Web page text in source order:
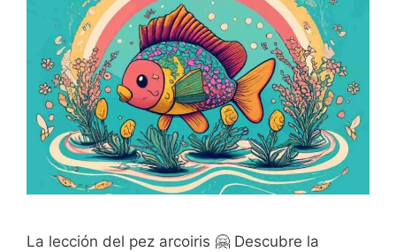
La lección del pez arcoiris 🤗 Descubre la